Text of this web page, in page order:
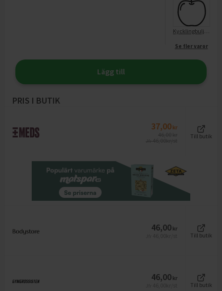
Kycklingbuljong burk
Se fler varor
Lägg till
PRIS I BUTIK
37,00 kr
Till butik
46,00 kr
Till butik
46,00 kr
Till butik